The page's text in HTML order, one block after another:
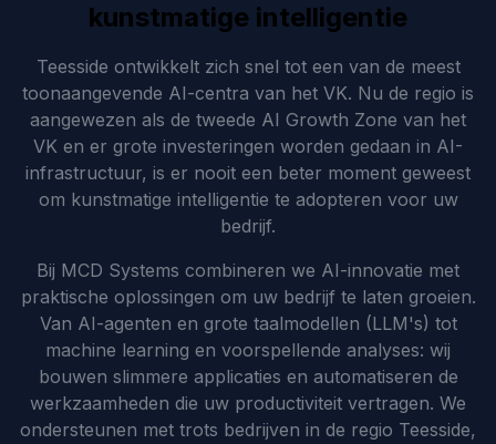
kunstmatige intelligentie
Teesside ontwikkelt zich snel tot een van de meest
toonaangevende AI-centra van het VK. Nu de regio is
aangewezen als de tweede AI Growth Zone van het
VK en er grote investeringen worden gedaan in AI-
infrastructuur, is er nooit een beter moment geweest
om kunstmatige intelligentie te adopteren voor uw
bedrijf.
Bij MCD Systems combineren we AI-innovatie met
praktische oplossingen om uw bedrijf te laten groeien.
Van AI-agenten en grote taalmodellen (LLM's) tot
machine learning en voorspellende analyses: wij
bouwen slimmere applicaties en automatiseren de
werkzaamheden die uw productiviteit vertragen. We
ondersteunen met trots bedrijven in de regio Teesside,